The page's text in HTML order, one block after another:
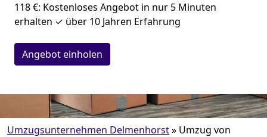
118 €: Kostenloses Angebot in nur 5 Minuten
erhalten ✓ über 10 Jahren Erfahrung
Angebot einholen
Umzugsunternehmen Delmenhorst» Umzug von